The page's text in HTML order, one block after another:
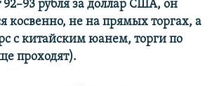
92–93 рубля за доллар США, он
косвенно, не на прямых торгах, а
с китайским юанем, торги по
проходят).